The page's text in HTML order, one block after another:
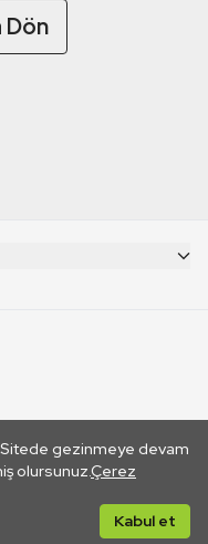
Dön
Sitede gezinmeye devam
olursunuz.Çerez
Kabul et
yoluyla gidilen dış